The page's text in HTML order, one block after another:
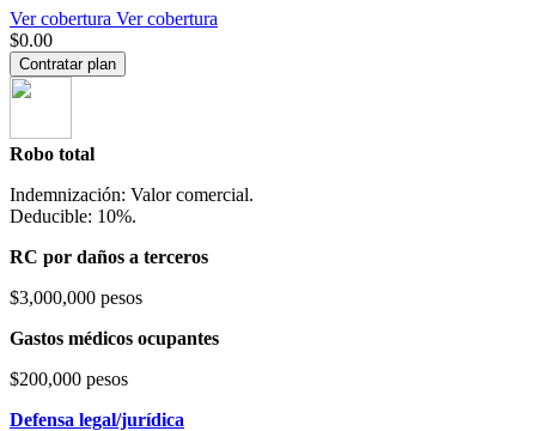
Ver cobertura Ver cobertura
$0.00
Contratar plan
Robo total
Indemnización: Valor comercial.
Deducible: 10%.
RC por daños a terceros
$3,000,000 pesos
Gastos médicos ocupantes
$200,000 pesos
Defensa legal/jurídica